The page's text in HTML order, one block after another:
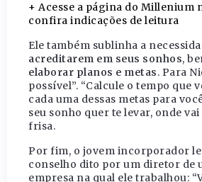
+ Acesse a página do Millenium
confira indicações de leitura
Ele também sublinha a
acreditarem em seus sonhos,
elaborar planos e metas. Para
possível”. “Calcule o tempo que
cada uma dessas metas para
seu sonho quer te levar, onde vai
frisa.
Por fim, o jovem incorporador
conselho dito por um diretor de
empresa na qual ele trabalhou: